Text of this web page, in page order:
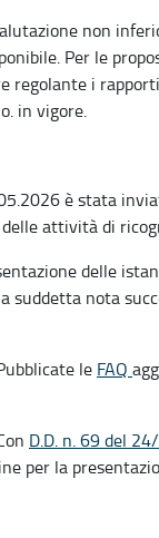
non
Per le
regolante i
in vigore.
è stata
attività di
delle
suddetta nota
le FAQ
D.D. n. 69 del
per la